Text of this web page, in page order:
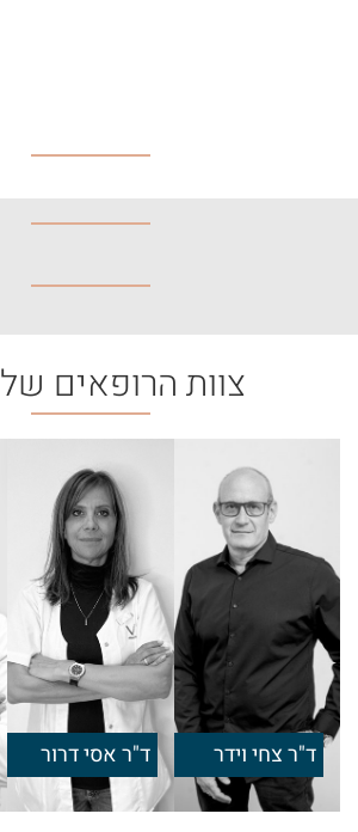
צוות הרופאים של VIV
ד"ר צחי וידר ד"ר אסי דרור